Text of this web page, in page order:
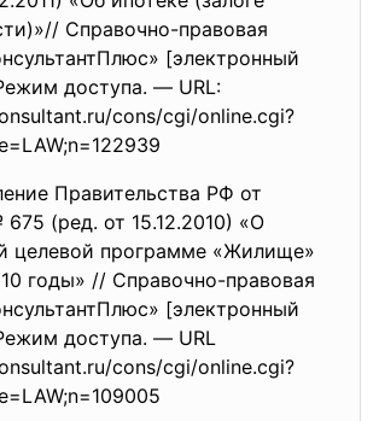
Справочно-правовая
[электронный
доступа. — URL:
cons/cgi/online.cgi?
Правительства РФ от
675 (ред. от 15.12.2010) «О
целевой программе «Жилище»
годы» // Справочно-правовая
[электронный
доступа. — URL
cons/cgi/online.cgi?